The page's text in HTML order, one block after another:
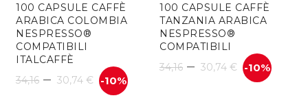
100 CAPSULE CAFFÈ
ARABICA COLOMBIA
NESPRESSO®
COMPATIBILI
ITALCAFFÈ
34,16 – 30,74 € -10%
100 CAPSULE CAFFÈ
TANZANIA ARABICA
NESPRESSO®
COMPATIBILI
34,16 – 30,74 € -10%